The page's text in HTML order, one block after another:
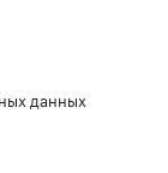
данных